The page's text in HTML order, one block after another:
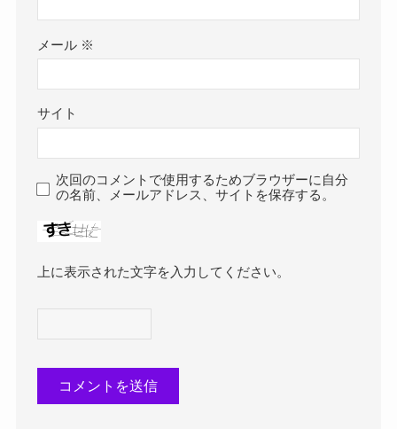
メール ※
サイト
次回のコメントで使用するためブラウザーに自分
の名前、メールアドレス、サイトを保存する。
上に表示された文字を入力してください。